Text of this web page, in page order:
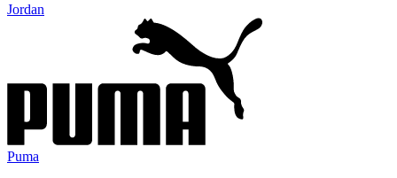
Jordan
Puma